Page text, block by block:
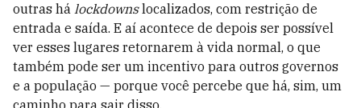
outras há lockdownslocalizados, com restrição de
entrada e saída. E aí acontece de depois ser possível
ver esses lugares retornarem à vida normal, o que
também pode ser um incentivo para outros governos
e a população — porque você percebe que há, sim, um